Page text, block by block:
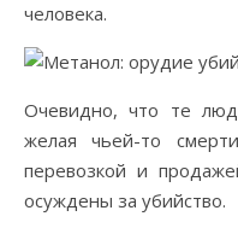
человека.
Очевидно, что те
желая чьей-то
перевозкой и
осуждены за убийство.